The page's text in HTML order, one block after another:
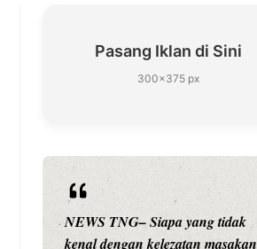
Pasang Iklan di Sini
300×375 px
NEWS TNG– Siapa yang tidak
kenal dengan kelezatan masakan